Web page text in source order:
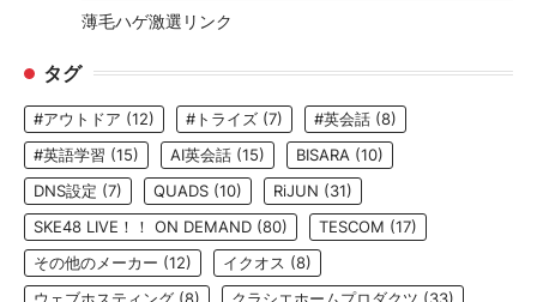
薄毛ハゲ激選リンク
タグ
#アウトドア (12) #トライズ (7) #英会話 (8)
#英語学習 (15) AI英会話 (15) BISARA (10)
DNS設定 (7) QUADS (10) RiJUN (31)
SKE48 LIVE！！ ON DEMAND (80) TESCOM (17)
その他のメーカー (12) イクオス (8)
ウェブホスティング (8) クラシエホームプロダクツ (33)